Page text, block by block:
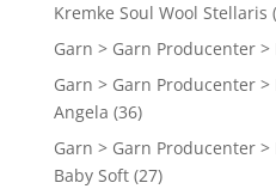
Kremke Soul Wool Stellaris
Garn > Garn Producenter >
Garn > Garn Producenter
Angela (36)
Garn > Garn Producenter
Baby Soft (27)